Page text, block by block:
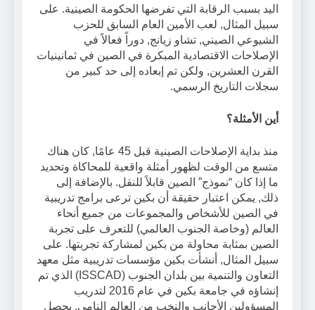
اليد بسبب الرقابة التي تفرضها الحكومة الصينية. على
سبيل المثال, لعب الأمين العام السابق للحزب
الشيوعي الصيني, تشاو زيانج, دوراً فعالاً في
الإصلاحات الاقتصادية المبكرة في الصين في ثمانينيات
القرن العشرين, ولكن تم إبعاده إلى حد كبير من
سجلات التاريخ الرسمي.
أين الأمثلة؟
منذ بداية الإصلاحات الصينية قبل 45 عامًا, كان هناك
متسع من الوقت لظهور أمثلة واقعية للمحاكاة وتحديد
ما إذا كان “نموذج” الصين قابلاً للنقل. بالإضافة إلى
ذلك, يمكن اعتبار حقيقة أن بكين ترعى برامج تدريبية
في الصين للأشخاص والمجموعات من جميع أنحاء
العالم (وخاصة الجنوب العالمي) للتعرف على تجربة
الصين بمثابة محاولة من بكين لمشاركة تجربتها. على
سبيل المثال, أنشأت بكين مؤسسات تدريبية مثل معهد
التعاون والتنمية بين بلدان الجنوب (ISSCAD) الذي تم
إنشاؤه في جامعة بكين في عام 2016 لتدريب
المسؤولين الأجانب والنخب من العالم النامي. يحصل